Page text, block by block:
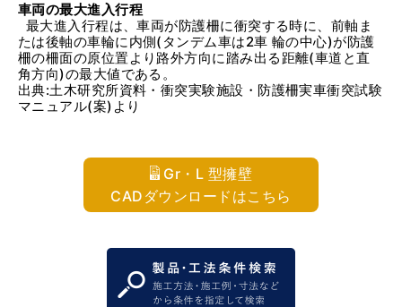
車両の最大進入行程
最大進入行程は、車両が防護柵に衝突する時に、前軸ま
たは後軸の車輪に内側(タンデム車は2車 輪の中心)が防護
柵の柵面の原位置より路外方向に踏み出る距離(車道と直
角方向)の最大値である。
出典:土木研究所資料・衝突実験施設・防護柵実車衝突試験
マニュアル(案)より
Gr・L 型擁壁
CADダウンロードはこちら